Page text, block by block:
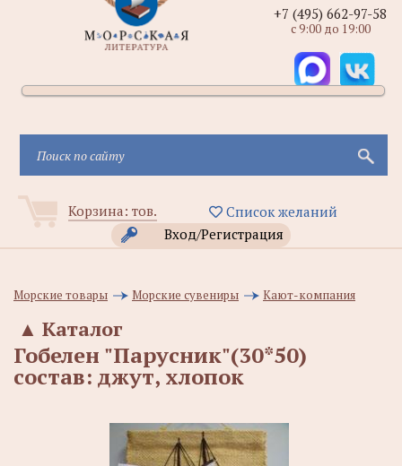
Корзина: тов.
Список желаний
Вход/Регистрация
+7 (495) 662-97-58
с 9:00 до 19:00
Морские товары Морские сувениры Кают-компания
Каталог
▲
Гобелен "Парусник"(30*50)
состав: джут, хлопок